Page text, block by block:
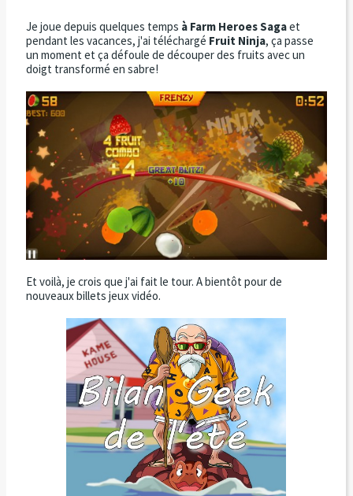
Je joue depuis quelques temps à Farm Heroes Sagaet
pendant les vacances, j'ai téléchargé Fruit Ninja, ça passe
un moment et ça défoule de découper des fruits avec un
doigt transformé en sabre!
Et voilà, je crois que j'ai fait le tour. A bientôt pour de
nouveaux billets jeux vidéo.